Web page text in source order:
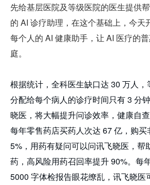
先给基层医院及等级医院的医生提供
的 AI 诊疗助理，在这个基础上，今天
每个人的 AI 健康助手，让 AI 医疗的
庭。
根据统计，全科医生缺口达 30 万人
分配给每个病人的诊疗时间只有 3 分
晓医，将大幅提升问诊效率，健康自查
每年零售药店买药人次达 67 亿，购
5%，用药有疑问可以问讯飞晓医，帮
药，高风险用药召回率提升 90%。每
5000 字体检报告眼花缭乱，讯飞晓医